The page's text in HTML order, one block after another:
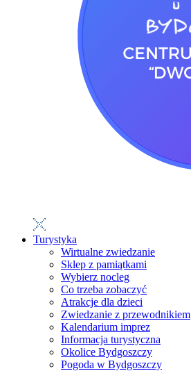
Turystyka
Wirtualne zwiedzanie
Sklep z pamiątkami
Wybierz nocleg
Co trzeba zobaczyć
Atrakcje dla dzieci
Zwiedzanie z przewodnikiem
Kalendarium imprez
Informacja turystyczna
Okolice Bydgoszczy
Pogoda w Bydgoszczy